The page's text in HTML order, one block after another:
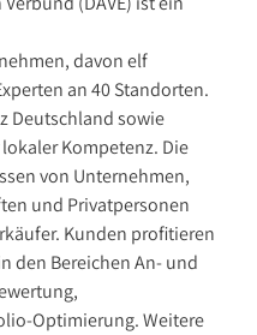
davon elf
an 40 Standorten.
Deutschland sowie
Kompetenz. Die
von Unternehmen,
und Privatpersonen
Kunden profitieren
den Bereichen An- und
Optimierung. Weitere